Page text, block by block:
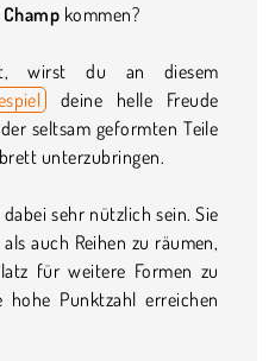
kommen?
wirst du an diesem
deine helle Freude
seltsam geformten Teile
unterzubringen.
sehr nützlich sein. Sie
auch Reihen zu räumen,
für weitere Formen zu
Punktzahl erreichen